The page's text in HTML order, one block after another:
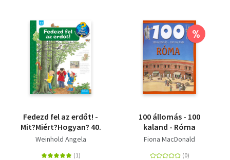
Fedezd fel az erdőt! -
Mit?Miért?Hogyan? 40.
Weinhold Angela
%
100 állomás - 100
kaland - Róma
Fiona MacDonald